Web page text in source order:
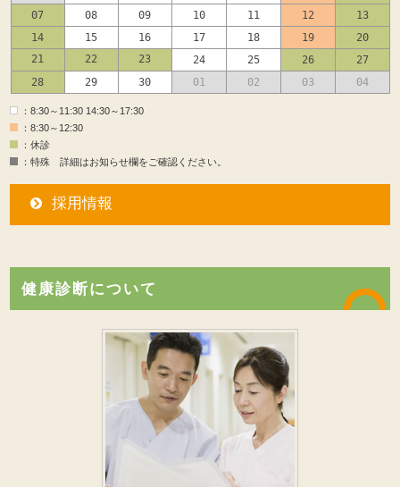
07
08 09 10 11 12
13
14
15 16 17 18 19
20
21
22 23 24 25 26
27
28
29 30 01 02 03 04
：8:30～11:30 14:30～17:30
：8:30～12:30
：休診
：特殊 詳細はお知らせ欄をご確認ください。
採用情報
健康診断について